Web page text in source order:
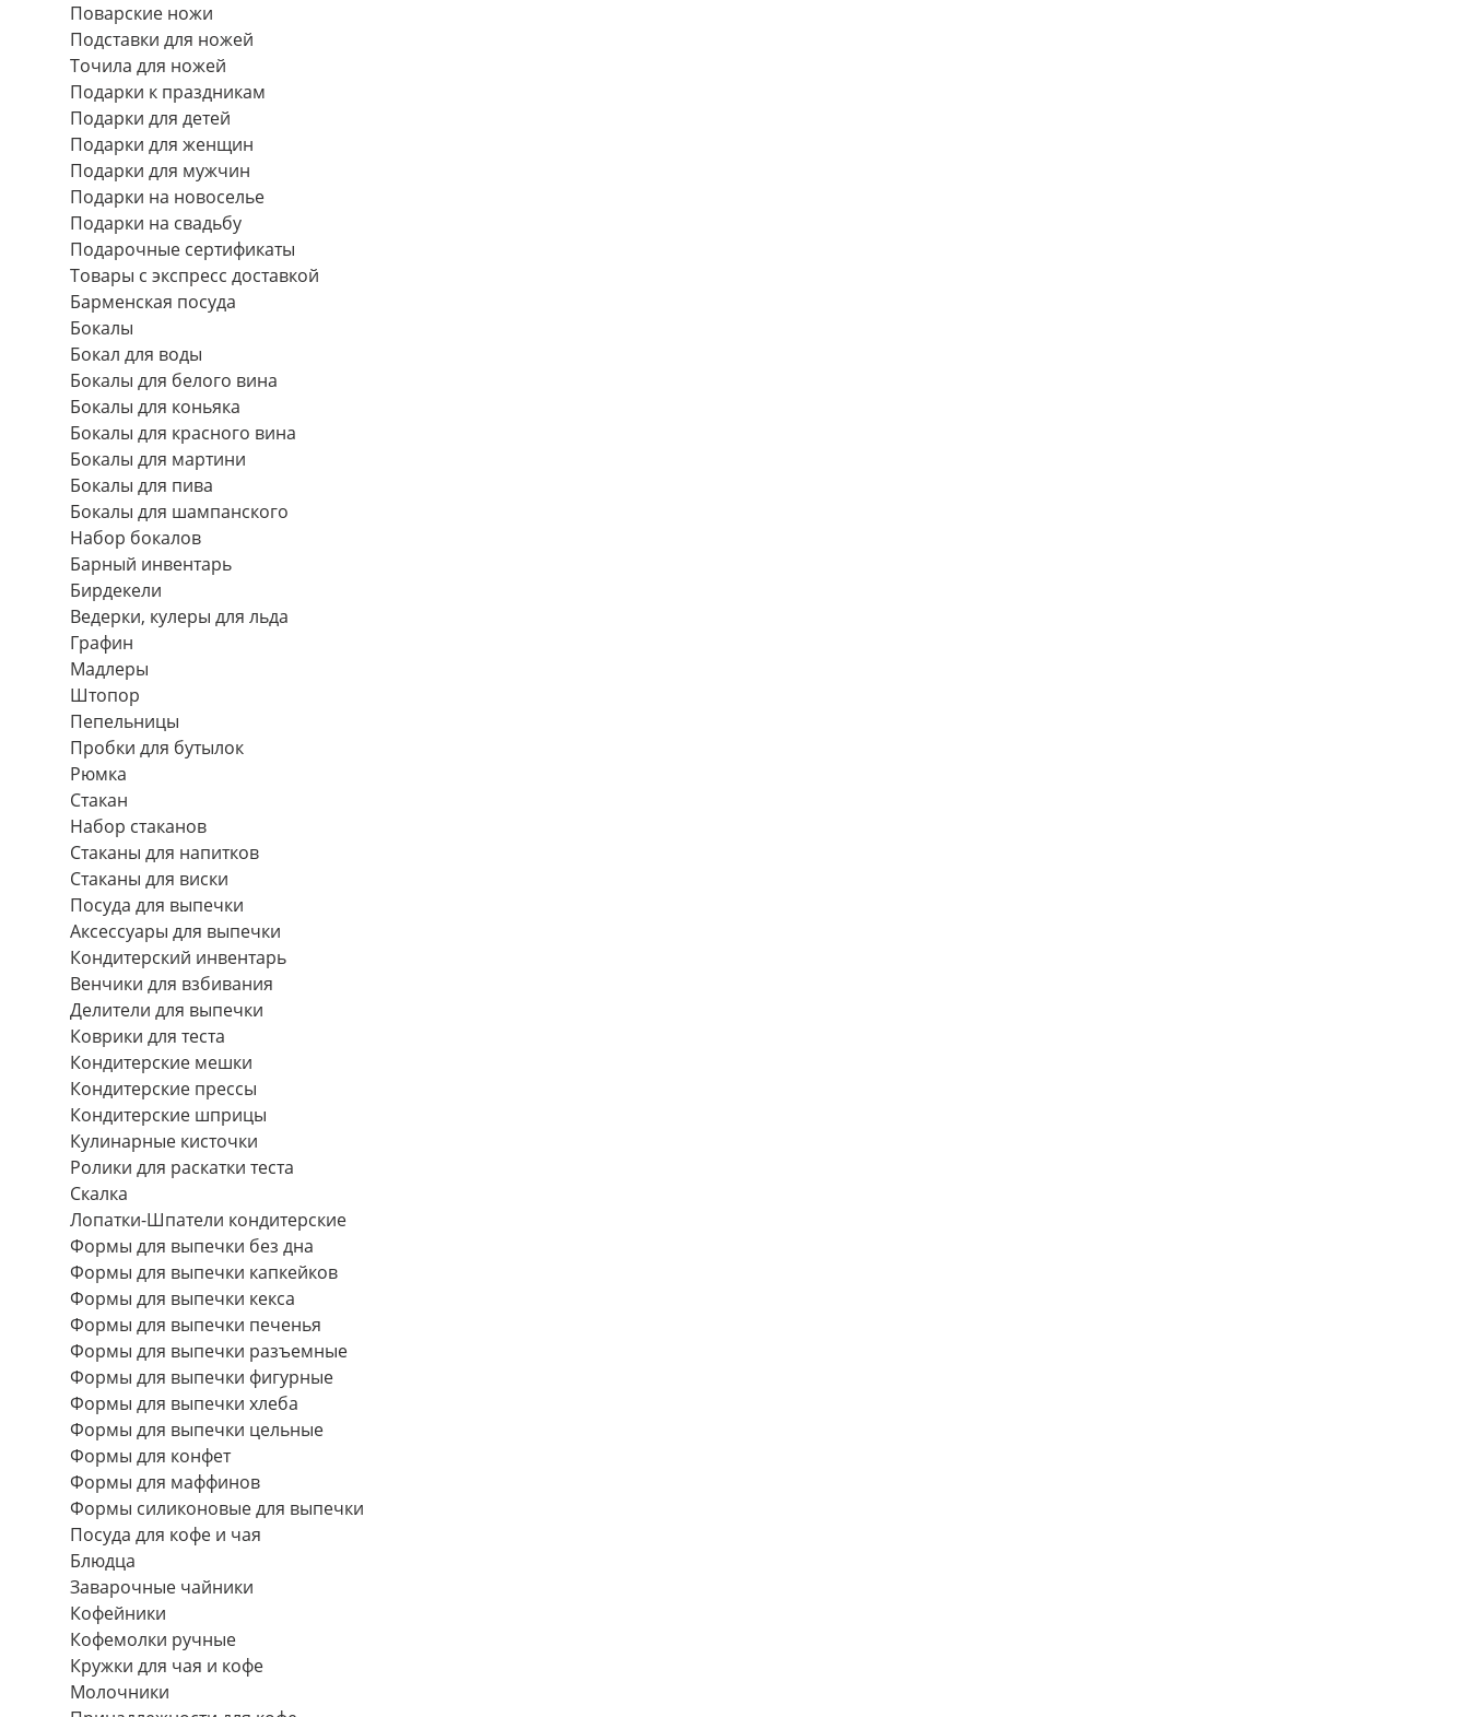
Поварские ножи
Подставки для ножей
Точила для ножей
Подарки к праздникам
Подарки для детей
Подарки для женщин
Подарки для мужчин
Подарки на новоселье
Подарки на свадьбу
Подарочные сертификаты
Товары с экспресс доставкой
Барменская посуда
Бокалы
Бокал для воды
Бокалы для белого вина
Бокалы для коньяка
Бокалы для красного вина
Бокалы для мартини
Бокалы для пива
Бокалы для шампанского
Набор бокалов
Барный инвентарь
Бирдекели
Ведерки, кулеры для льда
Графин
Мадлеры
Штопор
Пепельницы
Пробки для бутылок
Рюмка
Стакан
Набор стаканов
Стаканы для напитков
Стаканы для виски
Посуда для выпечки
Аксессуары для выпечки
Кондитерский инвентарь
Венчики для взбивания
Делители для выпечки
Коврики для теста
Кондитерские мешки
Кондитерские прессы
Кондитерские шприцы
Кулинарные кисточки
Ролики для раскатки теста
Скалка
Лопатки-Шпатели кондитерские
Формы для выпечки без дна
Формы для выпечки капкейков
Формы для выпечки кекса
Формы для выпечки печенья
Формы для выпечки разъемные
Формы для выпечки фигурные
Формы для выпечки хлеба
Формы для выпечки цельные
Формы для конфет
Формы для маффинов
Формы силиконовые для выпечки
Посуда для кофе и чая
Блюдца
Заварочные чайники
Кофейники
Кофемолки ручные
Кружки для чая и кофе
Молочники